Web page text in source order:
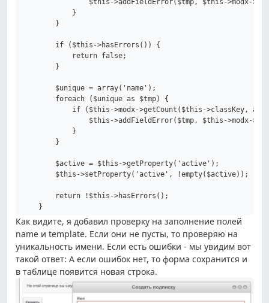
            }
        }
        if ($this->hasErrors()) {
            return false;
        }
        $unique = array('name');
        foreach ($unique as $tmp) {
if ($this->modx->getCount($this->classKey,
$this->addFieldError($tmp, $this->modx-
            }
        }
        $active = $this->getProperty('active');
        $this->setProperty('active', !empty($active));
        return !$this->hasErrors();
Как видите, я добавил проверку на заполнение полей
name и template. Если они не пусты, то проверяю на
уникальность имени. Если есть ошибки - мы увидим вот
такой ответ: А если ошибок нет, то форма сохранится и
в таблице появится новая строка.